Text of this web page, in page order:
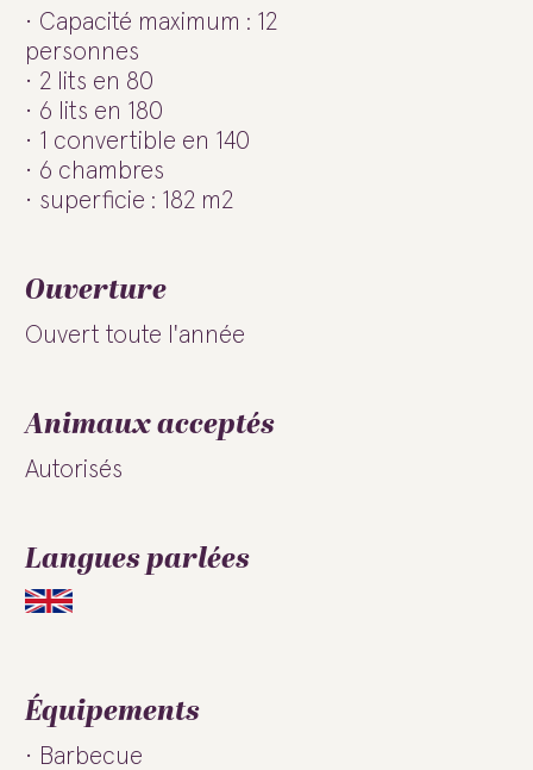
Capacité maximum : 12
personnes
2 lits en 80
6 lits en 180
1 convertible en 140
6 chambres
superficie : 182 m2
Ouverture
Ouvert toute l'année
Animaux acceptés
Autorisés
Langues parlées
Équipements
Barbecue